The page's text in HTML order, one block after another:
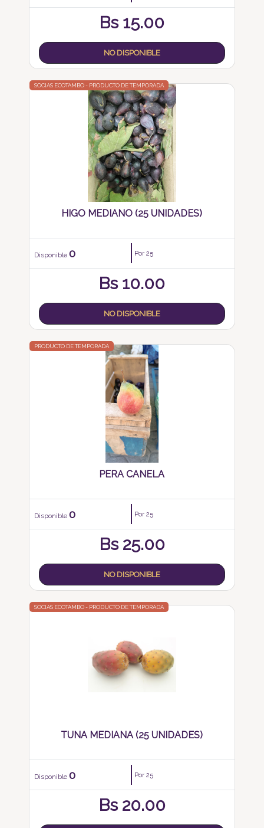
Bs 15.00
NO DISPONIBLE
SOCIAS ECOTAMBO - PRODUCTO DE TEMPORADA
HIGO MEDIANO (25 UNIDADES)
Disponible0 Por 25
Bs 10.00
NO DISPONIBLE
PRODUCTO DE TEMPORADA
PERA CANELA
Disponible0 Por 25
Bs 25.00
NO DISPONIBLE
SOCIAS ECOTAMBO - PRODUCTO DE TEMPORADA
TUNA MEDIANA (25 UNIDADES)
Disponible0 Por 25
Bs 20.00